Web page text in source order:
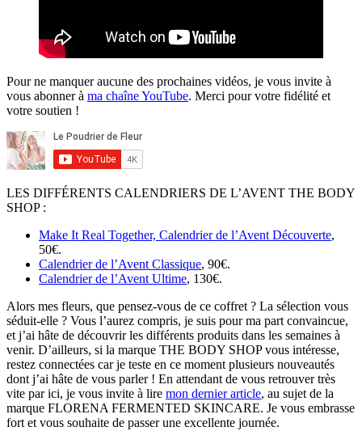
Pour ne manquer aucune des prochaines vidéos, je vous invite à
vous abonner à ma chaîne YouTube. Merci pour votre fidélité et
votre soutien !
LES DIFFÉRENTS CALENDRIERS DE L’AVENT THE BODY
SHOP :
Make It Real Together, Calendrier de l’Avent Découverte,
50€.
Calendrier de l’Avent Classique, 90€.
Calendrier de l’Avent Ultime, 130€.
Alors mes fleurs, que pensez-vous de ce coffret ? La sélection vous
séduit-elle ? Vous l’aurez compris, je suis pour ma part convaincue,
et j’ai hâte de découvrir les différents produits dans les semaines à
venir. D’ailleurs, si la marque THE BODY SHOP vous intéresse,
restez connectées car je teste en ce moment plusieurs nouveautés
dont j’ai hâte de vous parler ! En attendant de vous retrouver très
vite par ici, je vous invite à lire mon dernier article, au sujet de la
marque FLORENA FERMENTED SKINCARE. Je vous embrasse
fort et vous souhaite de passer une excellente journée.